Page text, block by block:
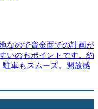
なので資金面での計画が
いのもポイントです。約
車もスムーズ。開放感